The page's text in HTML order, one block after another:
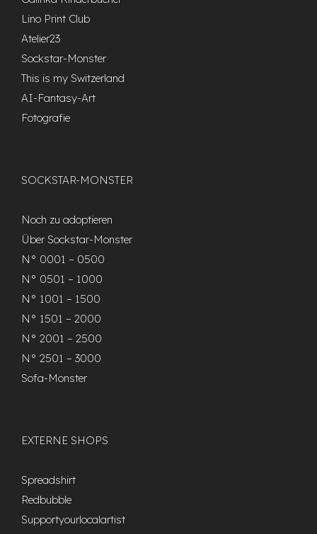
Lino Print Club
Atelier23
Sockstar-Monster
This is my Switzerland
AI-Fantasy-Art
Fotografie
SOCKSTAR-MONSTER
Noch zu adoptieren
Über Sockstar-Monster
N° 0001 – 0500
N° 0501 – 1000
N° 1001 – 1500
N° 1501 – 2000
N° 2001 – 2500
N° 2501 – 3000
Sofa-Monster
EXTERNE SHOPS
Spreadshirt
Redbubble
Supportyourlocalartist